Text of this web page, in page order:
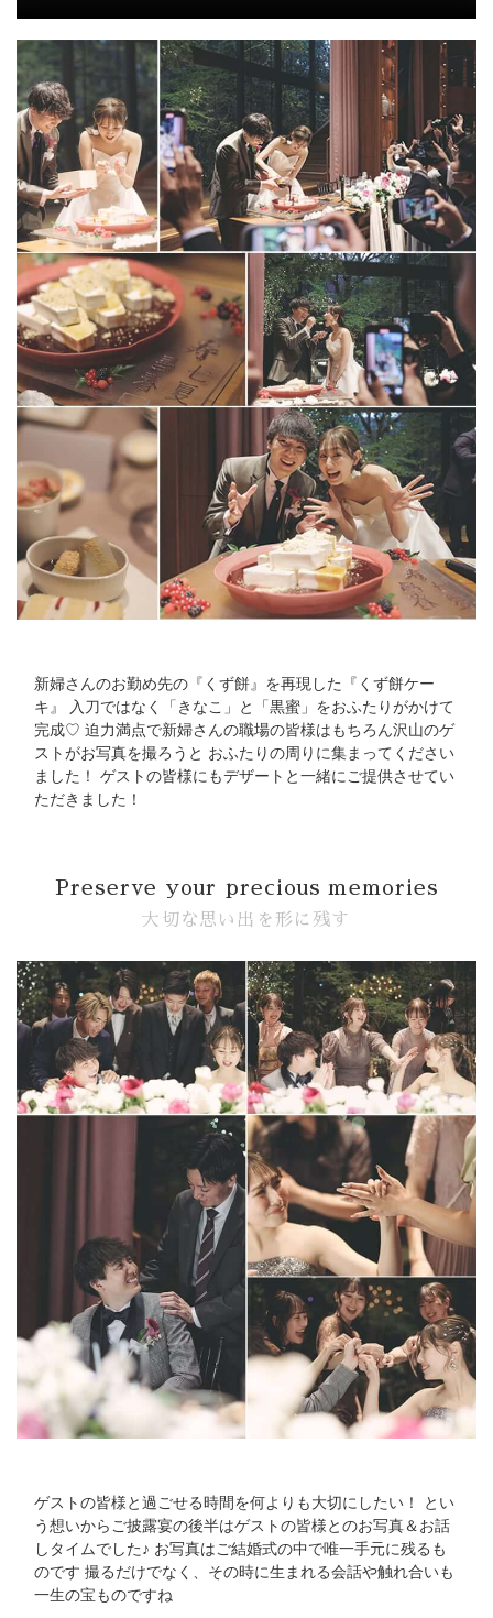
新婦さんのお勤め先の『くず餅』を再現した『くず餅ケー
キ』 入刀ではなく「きなこ」と「黒蜜」をおふたりがかけて
完成♡ 迫力満点で新婦さんの職場の皆様はもちろん沢山のゲ
ストがお写真を撮ろうと おふたりの周りに集まってください
ました！ ゲストの皆様にもデザートと一緒にご提供させてい
ただきました！
Preserve your precious memories
大切な思い出を形に残す
ゲストの皆様と過ごせる時間を何よりも大切にしたい！ とい
う想いからご披露宴の後半はゲストの皆様とのお写真＆お話
しタイムでした♪ お写真はご結婚式の中で唯一手元に残るも
のです 撮るだけでなく、その時に生まれる会話や触れ合いも
一生の宝ものですね